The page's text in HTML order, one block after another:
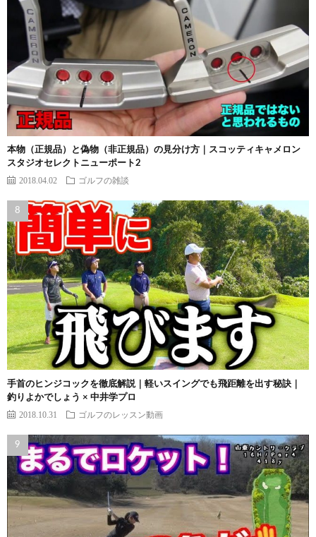
本物（正規品）と偽物（非正規品）の見分け方｜スコッティキャメロン
スタジオセレクトニューポート2
2018.04.02 ゴルフの雑談
手首のヒンジコックを徹底解説｜軽いスイングでも飛距離を出す秘訣｜
釣りよかでしょう × 中井学プロ
2018.10.31 ゴルフのレッスン動画